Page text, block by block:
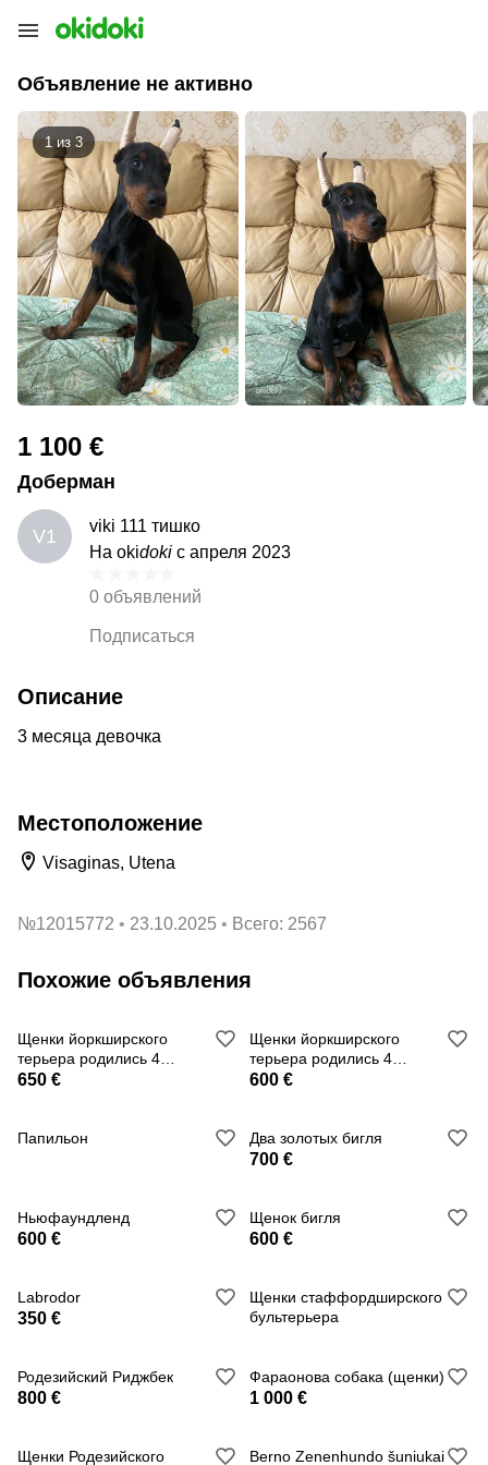
Объявление не активно
1 из 3
1 100 €
Доберман
V1
viki 111 тишко
На okidoki с апреля 2023
0 объявлений
Подписаться
Описание
3 месяца девочка
Местоположение
Visaginas, Utena
№12015772 23.10.2025 Всего: 2567
Похожие объявления
Щенки йоркширского
терьера родились 4
ноября 2025 года.
650 €
Щенки йоркширского
терьера родились 4
ноября 2025 года.
600 €
Папильон Два золотых бигля
700 €
Ньюфаундленд
600 €
Щенок бигля
600 €
Labrodor
350 €
Щенки стаффордширского
бультерьера
Родезийский Риджбек
800 €
Фараонова собака (щенки)
1 000 €
Щенки Родезийского Berno Zenenhundo šuniukai